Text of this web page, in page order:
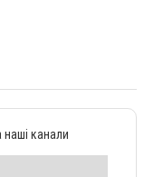
наші канали